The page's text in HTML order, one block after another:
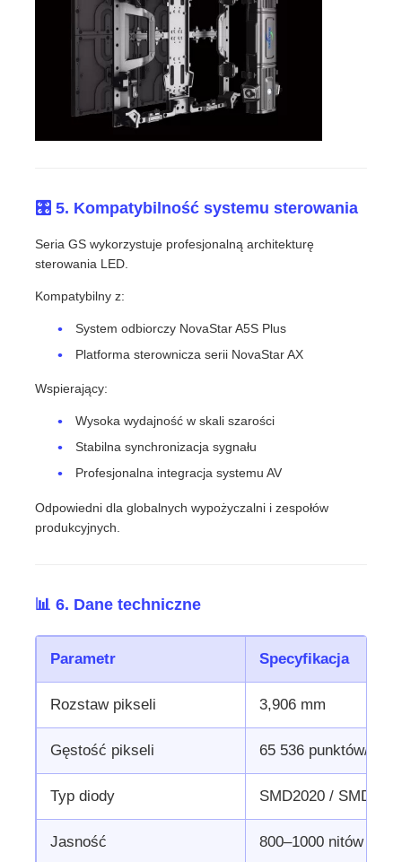
🎛️ 5. Kompatybilność systemu sterowania
Seria GS wykorzystuje profesjonalną architekturę
sterowania LED.
Kompatybilny z:
System odbiorczy NovaStar A5S Plus
Platforma sterownicza serii NovaStar AX
Wspierający:
Wysoka wydajność w skali szarości
Stabilna synchronizacja sygnału
Profesjonalna integracja systemu AV
Odpowiedni dla globalnych wypożyczalni i zespołów
produkcyjnych.
📊 6. Dane techniczne
Parametr Specyfikacja
Rozstaw pikseli 3,906 mm
Gęstość pikseli 65 536 punktów/m²
Typ diody SMD2020 /
Jasność 800–1000 nitów